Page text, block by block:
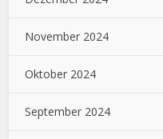
November 2024
Oktober 2024
September 2024